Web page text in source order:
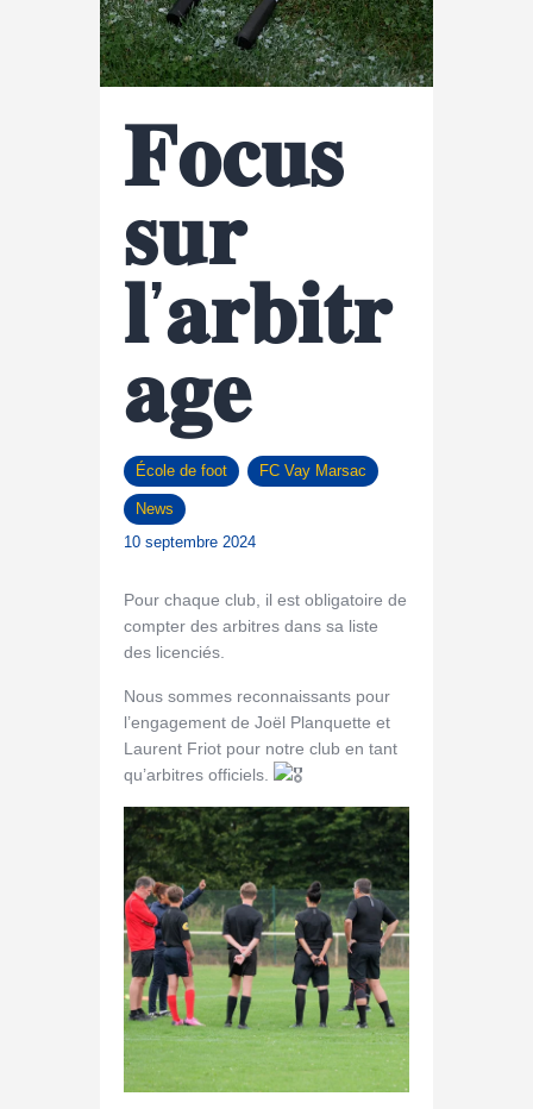
𝐅𝐨𝐜𝐮𝐬
𝐬𝐮𝐫
𝐥’𝐚𝐫𝐛𝐢𝐭𝐫
𝐚𝐠𝐞
École de foot FC Vay Marsac
News
10 septembre 2024
Pour chaque club, il est obligatoire de
compter des arbitres dans sa liste
des licenciés.
Nous sommes reconnaissants pour
l’engagement de Joël Planquette et
Laurent Friot pour notre club en tant
qu’arbitres officiels.